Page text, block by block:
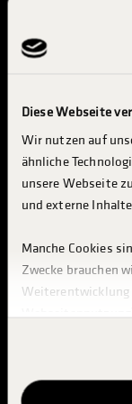
Diese Webseite
Wir nutzen auf
ähnliche
unsere Webseite
und externe
Manche Cookies
Zwecke brauchen
Weiterentwicklung
Bitte beachten Sie,
RACING &
KONZERTE &
BESUCH
INFO &
TRUCKER CAMP
INDUSTRIE &
ABOUT